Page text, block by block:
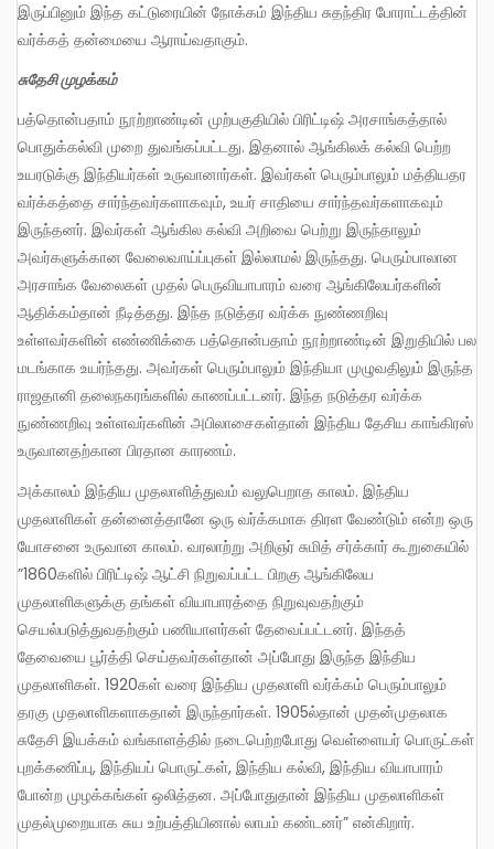
இருப்பினும் இந்த கட்டுரையின் நோக்கம் இந்திய சுதந்திர போராட்டத்தின்
வர்க்கத் தன்மையை ஆராய்வதாகும்.
சுதேசிமுழக்கம்
பத்தொன்பதாம் நூற்றாண்டின் முற்பகுதியில் பிரிட்டிஷ் அரசாங்கத்தால்
பொதுக்கல்வி முறை துவங்கப்பட்டது. இதனால் ஆங்கிலக் கல்வி பெற்ற
உயரடுக்கு இந்தியர்கள் உருவானார்கள். இவர்கள் பெரும்பாலும் மத்தியதர
வர்க்கத்தை சார்ந்தவர்களாகவும், உயர் சாதியை சார்ந்தவர்களாகவும்
இருந்தனர். இவர்கள் ஆங்கில கல்வி அறிவை பெற்று இருந்தாலும்
அவர்களுக்கான வேலைவாய்ப்புகள் இல்லாமல் இருந்தது. பெரும்பாலான
அரசாங்க வேலைகள் முதல் பெருவியாபாரம் வரை ஆங்கிலேயர்களின்
ஆதிக்கம்தான் நீடித்தது. இந்த நடுத்தர வர்க்க நுண்ணறிவு
உள்ளவர்களின் எண்ணிக்கை பத்தொன்பதாம் நூற்றாண்டின் இறுதியில் பல
மடங்காக உயர்ந்தது. அவர்கள் பெரும்பாலும் இந்தியா முழுவதிலும் இருந்த
ராஜதானி தலைநகரங்களில் காணப்பட்டனர். இந்த நடுத்தர வர்க்க
நுண்ணறிவு உள்ளவர்களின் அபிலாசைகள்தான் இந்திய தேசிய காங்கிரஸ்
உருவானதற்கான பிரதான காரணம்.
அக்காலம் இந்திய முதலாளித்துவம் வலுபெறாத காலம். இந்திய
முதலாளிகள் தன்னைத்தானே ஒரு வர்க்கமாக திரள வேண்டும் என்ற ஒரு
யோசனை உருவான காலம். வரலாற்று அறிஞர் சுமித் சர்க்கார் கூறுகையில்
”1860களில் பிரிட்டிஷ் ஆட்சி நிறுவப்பட்ட பிறகு ஆங்கிலேய
முதலாளிகளுக்கு தங்கள் வியாபாரத்தை நிறுவுவதற்கும்
செயல்படுத்துவதற்கும் பணியாளர்கள் தேவைப்பட்டனர். இந்தத்
தேவையை பூர்த்தி செய்தவர்கள்தான் அப்போது இருந்த இந்திய
முதலாளிகள். 1920கள் வரை இந்திய முதலாளி வர்க்கம் பெரும்பாலும்
தரகு முதலாளிகளாகதான் இருந்தார்கள். 1905ல்தான் முதன்முதலாக
சுதேசி இயக்கம் வங்காளத்தில் நடைபெற்றபோது வெள்ளையர் பொருட்கள்
புறக்கணிப்பு, இந்தியப் பொருட்கள், இந்திய கல்வி, இந்திய வியாபாரம்
போன்ற முழக்கங்கள் ஒலித்தன. அப்போதுதான் இந்திய முதலாளிகள்
முதல்முறையாக சுய உற்பத்தியினால் லாபம் கண்டனர்” என்கிறார்.